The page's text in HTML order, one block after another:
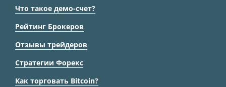
Что такое демо-счет?
Рейтинг Брокеров
Отзывы трейдеров
Стратегии Форекс
Как торговать Bitcoin?